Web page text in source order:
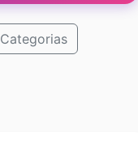
Categorias